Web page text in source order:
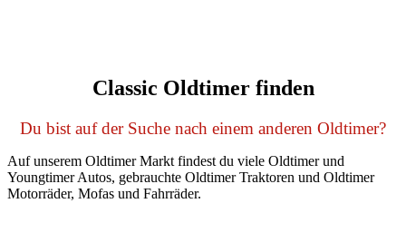
Classic Oldtimer finden
Du bist auf der Suche nach einem anderen Oldtimer?
Auf unserem Oldtimer Markt findest du viele Oldtimer und
Youngtimer Autos, gebrauchte Oldtimer Traktoren und Oldtimer
Motorräder, Mofas und Fahrräder.